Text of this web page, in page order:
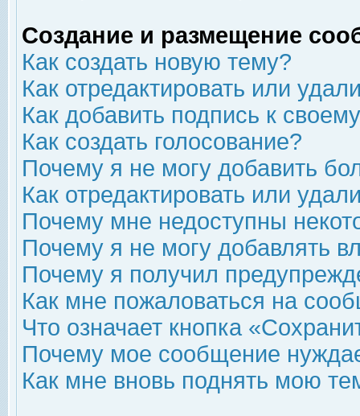
Создание и размещение
Как создать новую тему?
Как отредактировать или
Как добавить подпись к
Как создать голосование?
Почему я не могу добавить
Как отредактировать или
Почему мне недоступны
Почему я не могу добавлять
Почему я получил
Как мне пожаловаться на
Что означает кнопка
Почему мое сообщение
Как мне вновь поднять мою